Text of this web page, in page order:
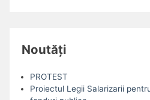
Noutăți
PROTEST
Proiectul Legii Salarizarii